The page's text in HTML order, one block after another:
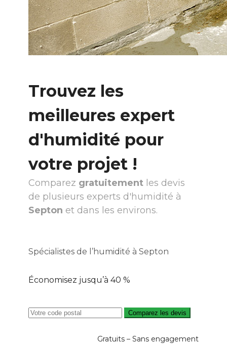
Trouvez les
meilleures expert
d'humidité pour
votre projet !
Comparez gratuitement les devis
de plusieurs experts d'humidité à
Septon et dans les environs.
Spécialistes de l’humidité à Septon
Économisez jusqu’à 40 %
Comparez les devis
Gratuits – Sans engagement